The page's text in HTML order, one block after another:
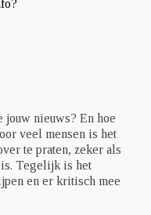
jouw nieuws? En hoe
veel mensen is het
te praten, zeker als
Tegelijk is het
en er kritisch mee